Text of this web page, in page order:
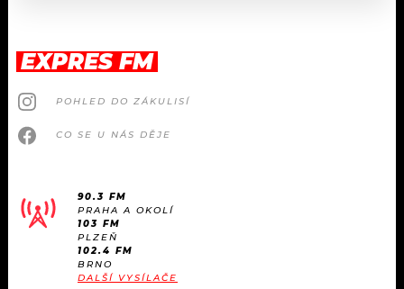
EXPRES FM
POHLED DO ZÁKULISÍ
CO SE U NÁS DĚJE
90.3 FM
PRAHA A OKOLÍ
103 FM
PLZEŇ
102.4 FM
BRNO
DALŠÍ VYSÍLAČE